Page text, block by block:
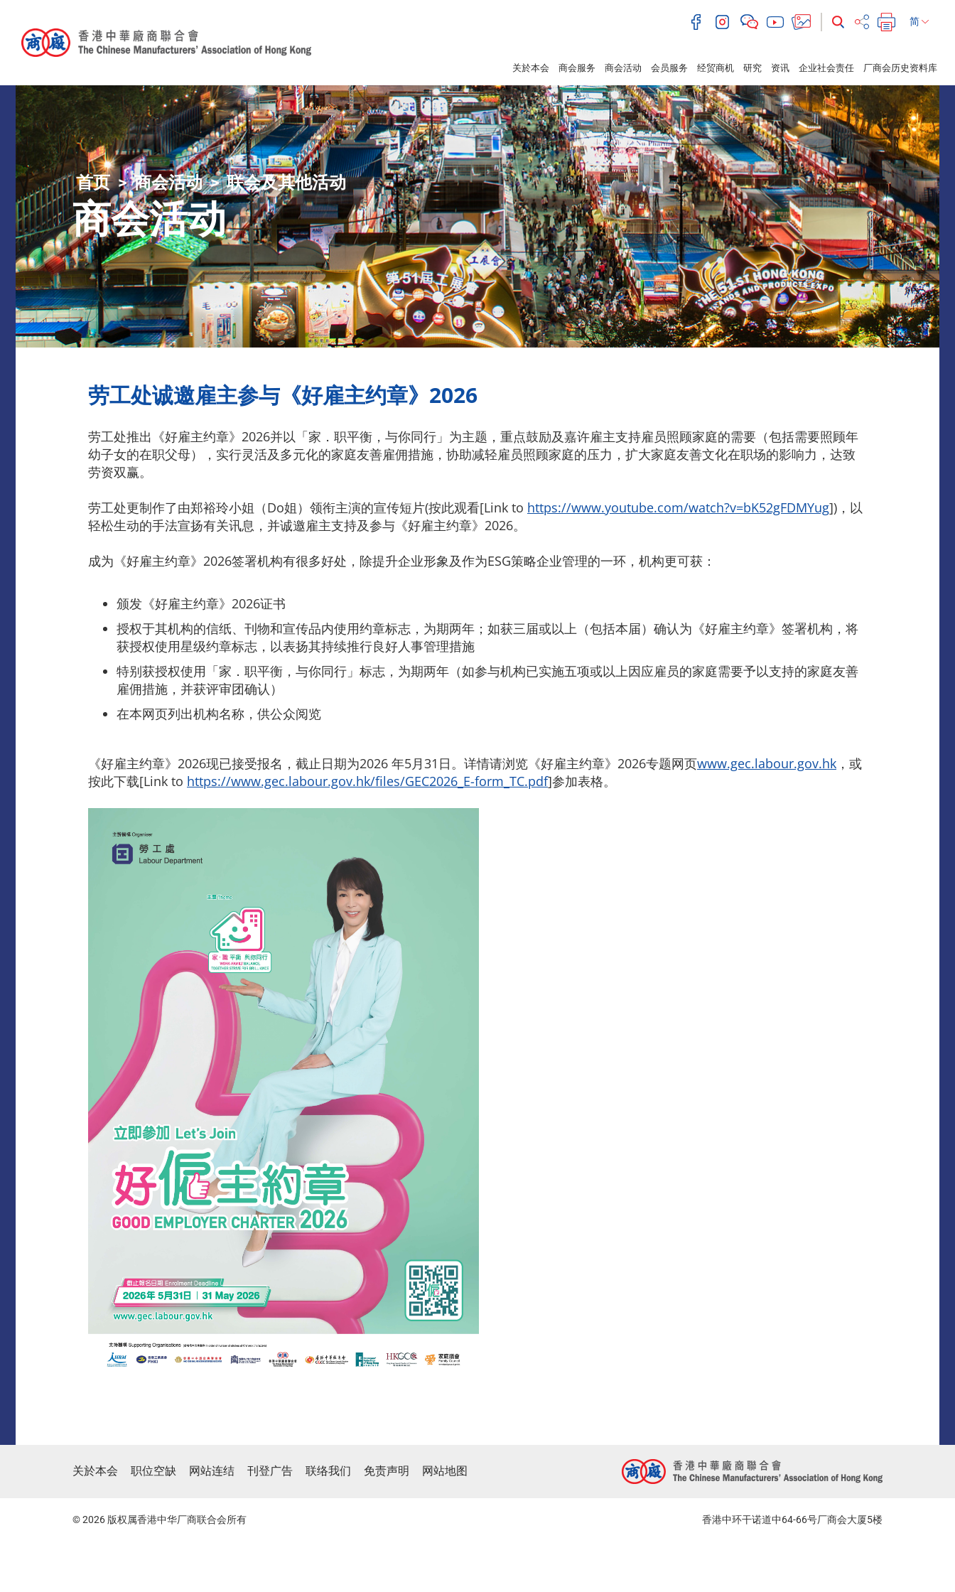
简
关於本会 商会服务 商会活动 会员服务 经贸商机 研究 资讯 企业社会责任 厂商会历史资料库
首页 商会活动 联会及其他活动
商会活动
劳工处诚邀雇主参与《好雇主约章》2026
劳工处推出《好雇主约章》2026并以「家．职平衡，与你同行」为主题，重点鼓励及嘉许雇主支持雇员照顾家庭的需要（包括需要照顾年
幼子女的在职父母），实行灵活及多元化的家庭友善雇佣措施，协助减轻雇员照顾家庭的压力，扩大家庭友善文化在职场的影响力，达致
劳资双赢。
劳工处更制作了由郑裕玲小姐（Do姐）领衔主演的宣传短片(按此观看[Link to https://www.youtube.com/watch?v=bK52gFDMYug])，以
轻松生动的手法宣扬有关讯息，并诚邀雇主支持及参与《好雇主约章》2026。
成为《好雇主约章》2026签署机构有很多好处，除提升企业形象及作为ESG策略企业管理的一环，机构更可获：
颁发《好雇主约章》2026证书
授权于其机构的信纸、刊物和宣传品内使用约章标志，为期两年；如获三届或以上（包括本届）确认为《好雇主约章》签署机构，将
获授权使用星级约章标志，以表扬其持续推行良好人事管理措施
特别获授权使用「家．职平衡，与你同行」标志，为期两年（如参与机构已实施五项或以上因应雇员的家庭需要予以支持的家庭友善
雇佣措施，并获评审团确认）
在本网页列出机构名称，供公众阅览
《好雇主约章》2026现已接受报名，截止日期为2026 年5月31日。详情请浏览《好雇主约章》2026专题网页www.gec.labour.gov.hk ，或
按此下载[Link to https://www.gec.labour.gov.hk/files/GEC2026_E-form_TC.pdf]参加表格。
关於本会 职位空缺 网站连结 刊登广告 联络我们 免责声明 网站地图
© 2026 版权属香港中华厂商联合会所有 香港中环干诺道中64-66号厂商会大厦5楼